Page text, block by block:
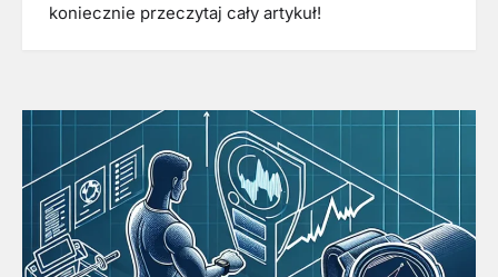
koniecznie przeczytaj cały artykuł!